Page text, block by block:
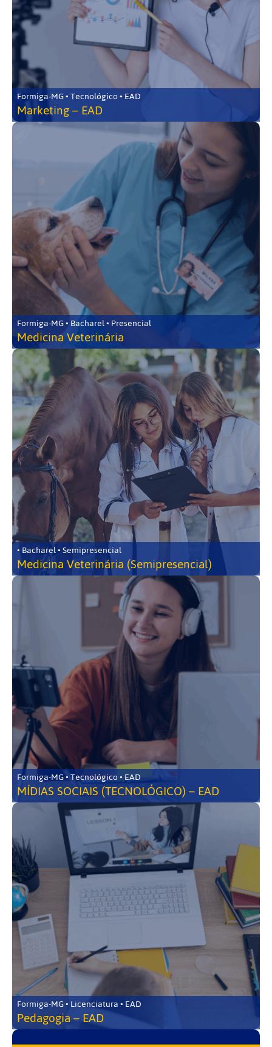
Formiga-MG • Tecnológico • EAD
Marketing – EAD
Formiga-MG • Bacharel • Presencial
Medicina Veterinária
• Bacharel • Semipresencial
Medicina Veterinária (Semipresencial)
Formiga-MG • Tecnológico • EAD
MÍDIAS SOCIAIS (TECNOLÓGICO) – EAD
Formiga-MG • Licenciatura • EAD
Pedagogia – EAD